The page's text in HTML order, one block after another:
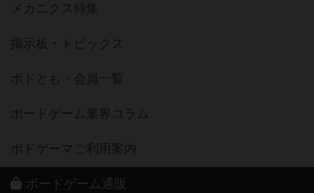
メカニクス特集
掲示板・トピックス
ボドとも・会員一覧
ボードゲーム業界コラム
ボドゲーマご利用案内
ボードゲーム通販